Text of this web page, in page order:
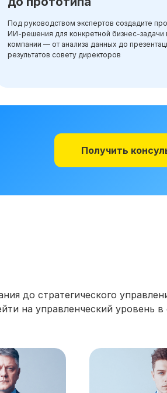
Под руководством экспертов создадите
ИИ-решения для конкретной бизнес-задачи
компании — от анализа данных до
результатов совету директоров
Получить
до стратегического
на управленческий уровень в